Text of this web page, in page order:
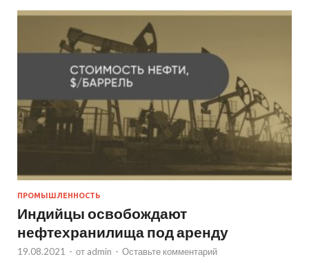
ПРОМЫШЛЕННОСТЬ
Индийцы освобождают
нефтехранилища под аренду
19.08.2021 - от admin - Оставьте комментарий